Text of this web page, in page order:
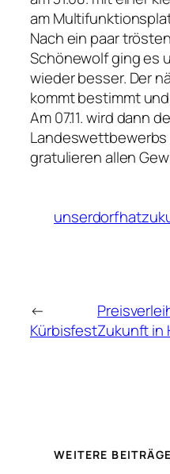
am
Nach ein paar
Schönewolf ging es
wieder besser. Der
kommt bestimmt
Am 07.11. wird dann
Landeswettbewerbs
gratulieren allen
←
KürbisfestZukunft in
WEITERE BEITRÄGE